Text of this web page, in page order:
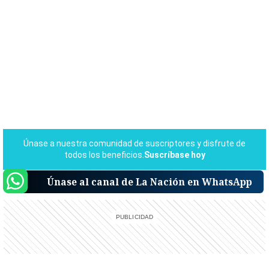
Únase al canal de La Nación en WhatsApp